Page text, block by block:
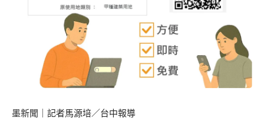
墨新聞 ｜記者馬源培／台中報導